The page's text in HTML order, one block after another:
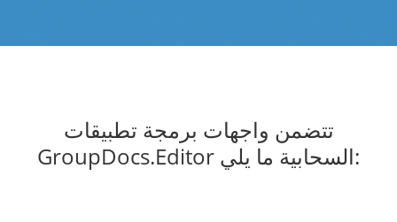
تتضمن واجهات برمجة تطبيقات
GroupDocs.Editor السحابية ما يلي: